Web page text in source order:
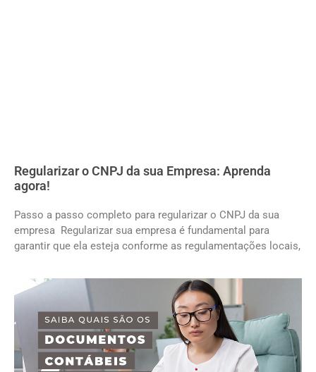
Regularizar o CNPJ da sua Empresa: Aprenda
agora!
Passo a passo completo para regularizar o CNPJ da sua
empresa Regularizar sua empresa é fundamental para
garantir que ela esteja conforme as regulamentações locais,